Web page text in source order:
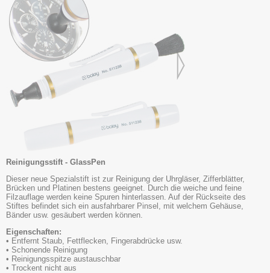
Reinigungsstift - GlassPen
Dieser neue Spezialstift ist zur Reinigung der Uhrgläser, Zifferblätter,
Brücken und Platinen bestens geeignet. Durch die weiche und feine
Filzauflage werden keine Spuren hinterlassen. Auf der Rückseite des
Stiftes befindet sich ein ausfahrbarer Pinsel, mit welchem Gehäuse,
Bänder usw. gesäubert werden können.
Eigenschaften:
• Entfernt Staub, Fettflecken, Fingerabdrücke usw.
• Schonende Reinigung
• Reinigungsspitze austauschbar
• Trockent nicht aus